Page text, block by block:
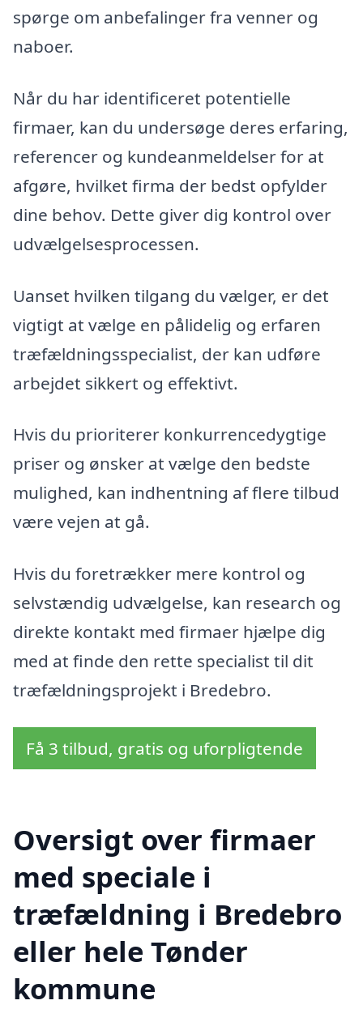
spørge om anbefalinger fra venner og
naboer.
Når du har identificeret potentielle
firmaer, kan du undersøge deres erfaring,
referencer og kundeanmeldelser for at
afgøre, hvilket firma der bedst opfylder
dine behov. Dette giver dig kontrol over
udvælgelsesprocessen.
Uanset hvilken tilgang du vælger, er det
vigtigt at vælge en pålidelig og erfaren
træfældningsspecialist, der kan udføre
arbejdet sikkert og effektivt.
Hvis du prioriterer konkurrencedygtige
priser og ønsker at vælge den bedste
mulighed, kan indhentning af flere tilbud
være vejen at gå.
Hvis du foretrækker mere kontrol og
selvstændig udvælgelse, kan research og
direkte kontakt med firmaer hjælpe dig
med at finde den rette specialist til dit
træfældningsprojekt i Bredebro.
Få 3 tilbud, gratis og uforpligtende
Oversigt over firmaer
med speciale i
træfældning i Bredebro
eller hele Tønder
kommune